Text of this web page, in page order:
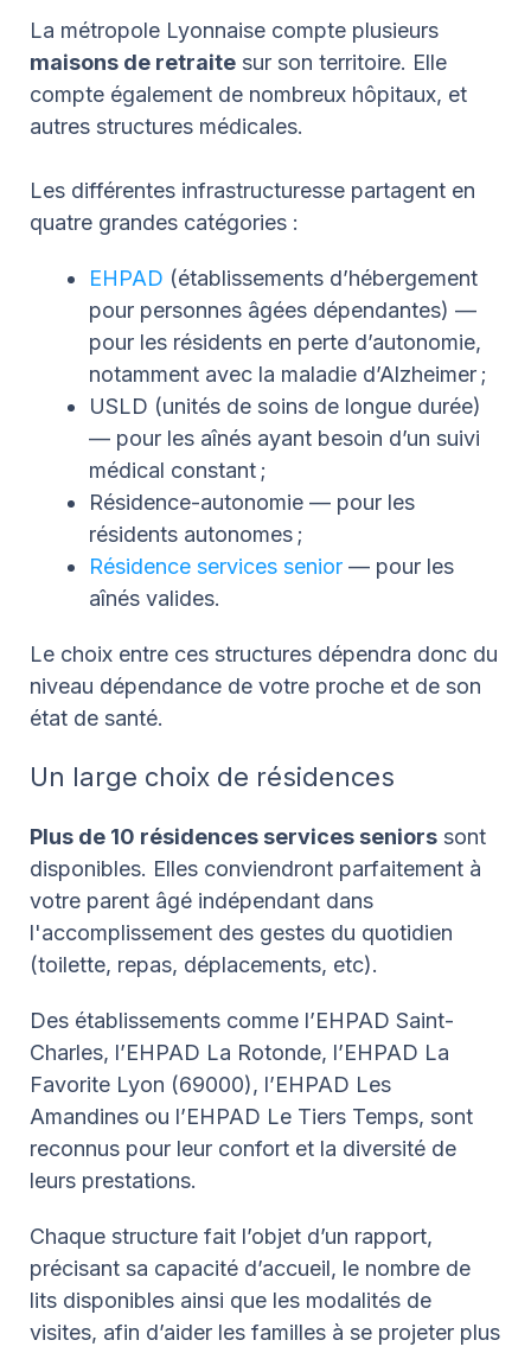
La métropole Lyonnaise compte plusieurs
maisons de retraite sur son territoire. Elle
compte également de nombreux hôpitaux, et
autres structures médicales.
Les différentes infrastructuresse partagent en
quatre grandes catégories :
EHPAD (établissements d’hébergement
pour personnes âgées dépendantes) —
pour les résidents en perte d’autonomie,
notamment avec la maladie d’Alzheimer ;
USLD (unités de soins de longue durée)
— pour les aînés ayant besoin d’un suivi
médical constant ;
Résidence-autonomie — pour les
résidents autonomes ;
Résidence services senior — pour les
aînés valides.
Le choix entre ces structures dépendra donc du
niveau dépendance de votre proche et de son
état de santé.
Un large choix de résidences
Plus de 10 résidences services seniors sont
disponibles. Elles conviendront parfaitement à
votre parent âgé indépendant dans
l'accomplissement des gestes du quotidien
(toilette, repas, déplacements, etc).
Des établissements comme l’EHPAD Saint-
Charles, l’EHPAD La Rotonde, l’EHPAD La
Favorite Lyon (69000), l’EHPAD Les
Amandines ou l’EHPAD Le Tiers Temps, sont
reconnus pour leur confort et la diversité de
leurs prestations.
Chaque structure fait l’objet d’un rapport,
précisant sa capacité d’accueil, le nombre de
lits disponibles ainsi que les modalités de
visites, afin d’aider les familles à se projeter plus